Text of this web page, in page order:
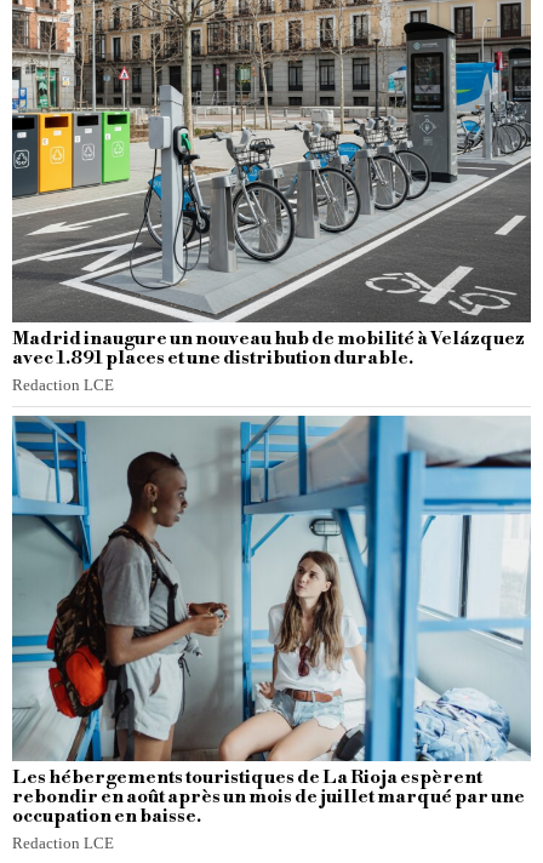
Madrid inaugure un nouveau hub de mobilité à Velázquez
avec 1.891 places et une distribution durable.
Redaction LCE
Les hébergements touristiques de La Rioja espèrent
rebondir en août après un mois de juillet marqué par une
occupation en baisse.
Redaction LCE